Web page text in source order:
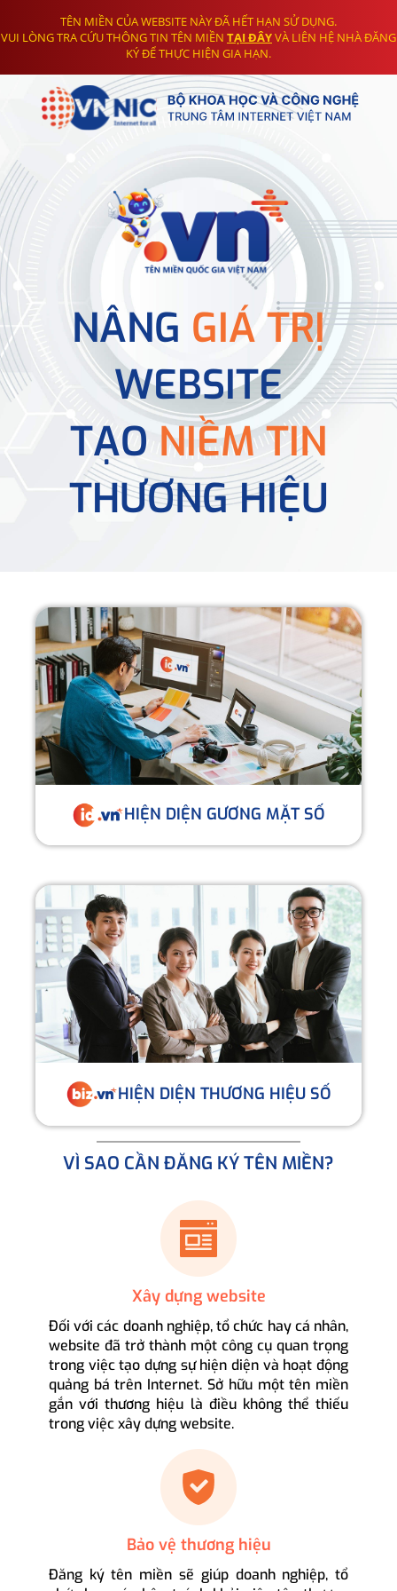
TÊN MIỀN CỦA WEBSITE NÀY ĐÃ HẾT HẠN SỬ DỤNG.
VUI LÒNG TRA CỨU THÔNG TIN TÊN MIỀN TẠI ĐÂYVÀ LIÊN HỆ NHÀ ĐĂNG
KÝ ĐỂ THỰC HIỆN GIA HẠN.
NÂNG GIÁ TRỊ
WEBSITE
TẠONIỀM TIN
THƯƠNG HIỆU
HIỆN DIỆN GƯƠNG MẶT SỐ
HIỆN DIỆN THƯƠNG HIỆU SỐ
VÌ SAO CẦN ĐĂNG KÝ TÊN MIỀN?
Xây dựng website
Đối với các doanh nghiệp, tổ chức hay cá nhân,
website đã trở thành một công cụ quan trọng
trong việc tạo dựng sự hiện diện và hoạt động
quảng bá trên Internet. Sở hữu một tên miền
gắn với thương hiệu là điều không thể thiếu
trong việc xây dựng website.
Bảo vệ thương hiệu
Đăng ký tên miền sẽ giúp doanh nghiệp, tổ